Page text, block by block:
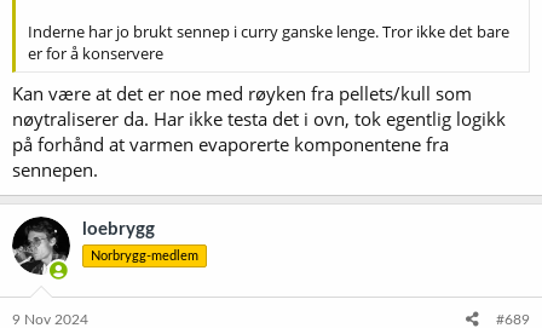
Inderne har jo brukt sennep i curry ganske lenge. Tror ikke det bare
er for å konservere
Kan være at det er noe med røyken fra pellets/kull som
nøytraliserer da. Har ikke testa det i ovn, tok egentlig logikk
på forhånd at varmen evaporerte komponentene fra
sennepen.
loebrygg
Norbrygg-medlem
9 Nov 2024 #689